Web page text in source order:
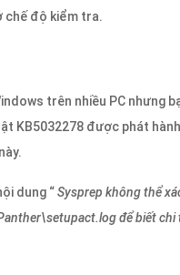
chế độ kiểm tra.
trên nhiều PC nhưng
KB5032278 được phát
dung “Sysprep không thể
để biết chi